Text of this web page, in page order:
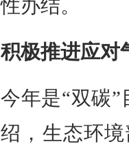
性办结。
积极推进应对
今年是“双碳
绍，生态环